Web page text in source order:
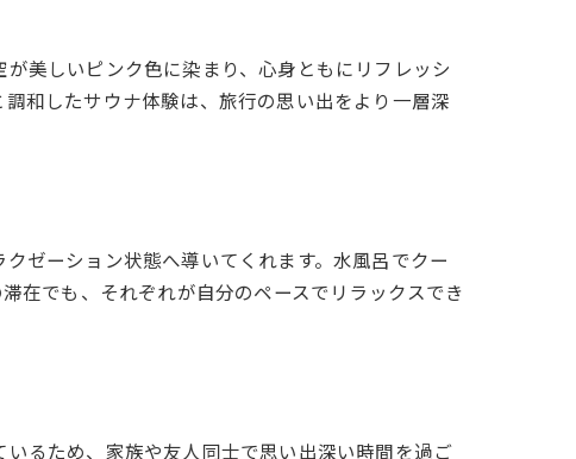
美しいピンク色に染まり、心身ともにリフレッシ
和したサウナ体験は、旅行の思い出をより一層深
ゼーション状態へ導いてくれます。水風呂でクー
在でも、それぞれが自分のペースでリラックスでき
るため、家族や友人同士で思い出深い時間を過ご